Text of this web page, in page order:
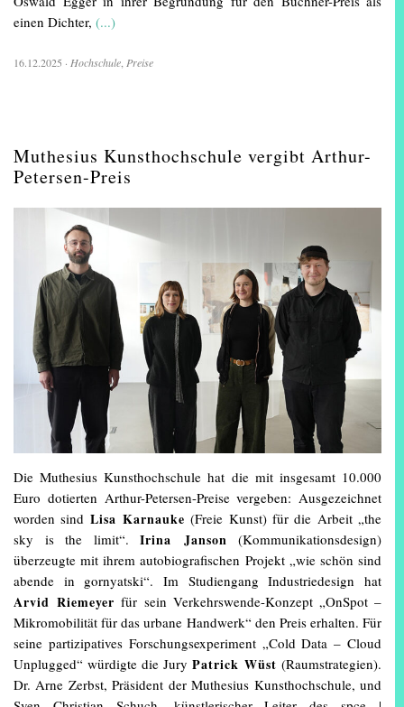
einen Dichter, (...)
16.12.2025 · Hochschule Preise
Muthesius Kunsthochschule vergibt Arthur-
Petersen-Preis
Die Muthesius Kunsthochschule hat die mit insgesamt 10.000
Euro dotierten Arthur-Petersen-Preise vergeben: Ausgezeichnet
worden sind Lisa Karnauke (Freie Kunst) für die Arbeit „the
sky is the limit“. Irina Janson (Kommunikationsdesign)
überzeugte mit ihrem autobiografischen Projekt „wie schön sind
abende in gornyatski“. Im Studiengang Industriedesign hat
Arvid Riemeyer für sein Verkehrswende-Konzept „OnSpot –
Mikromobilität für das urbane Handwerk“ den Preis erhalten. Für
seine partizipatives Forschungsexperiment „Cold Data – Cloud
Unplugged“ würdigte die Jury Patrick Wüst (Raumstrategien).
Dr. Arne Zerbst, Präsident der Muthesius Kunsthochschule, und